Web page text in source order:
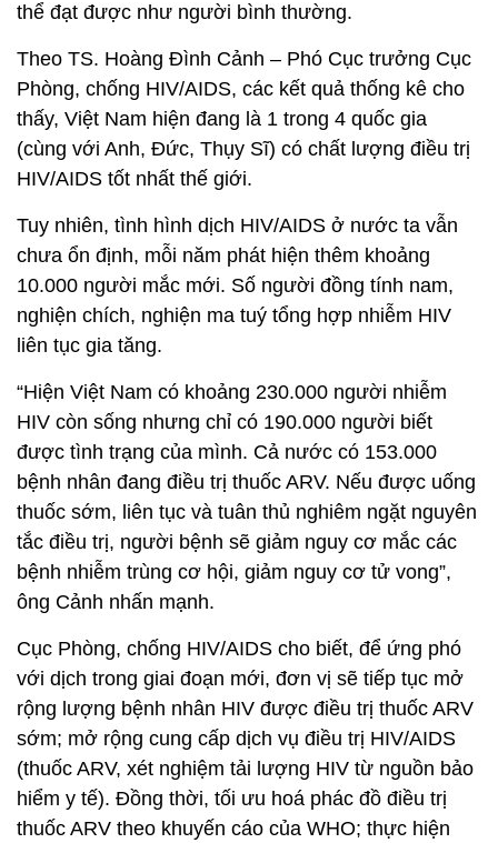
thể đạt được như người bình thường.
Theo TS. Hoàng Đình Cảnh – Phó Cục trưởng Cục
Phòng, chống HIV/AIDS, các kết quả thống kê cho
thấy, Việt Nam hiện đang là 1 trong 4 quốc gia
(cùng với Anh, Đức, Thụy Sĩ) có chất lượng điều trị
HIV/AIDS tốt nhất thế giới.
Tuy nhiên, tình hình dịch HIV/AIDS ở nước ta vẫn
chưa ổn định, mỗi năm phát hiện thêm khoảng
10.000 người mắc mới. Số người đồng tính nam,
nghiện chích, nghiện ma tuý tổng hợp nhiễm HIV
liên tục gia tăng.
“Hiện Việt Nam có khoảng 230.000 người nhiễm
HIV còn sống nhưng chỉ có 190.000 người biết
được tình trạng của mình. Cả nước có 153.000
bệnh nhân đang điều trị thuốc ARV. Nếu được uống
thuốc sớm, liên tục và tuân thủ nghiêm ngặt nguyên
tắc điều trị, người bệnh sẽ giảm nguy cơ mắc các
bệnh nhiễm trùng cơ hội, giảm nguy cơ tử vong”,
ông Cảnh nhấn mạnh.
Cục Phòng, chống HIV/AIDS cho biết, để ứng phó
với dịch trong giai đoạn mới, đơn vị sẽ tiếp tục mở
rộng lượng bệnh nhân HIV được điều trị thuốc ARV
sớm; mở rộng cung cấp dịch vụ điều trị HIV/AIDS
(thuốc ARV, xét nghiệm tải lượng HIV từ nguồn bảo
hiểm y tế). Đồng thời, tối ưu hoá phác đồ điều trị
thuốc ARV theo khuyến cáo của WHO; thực hiện